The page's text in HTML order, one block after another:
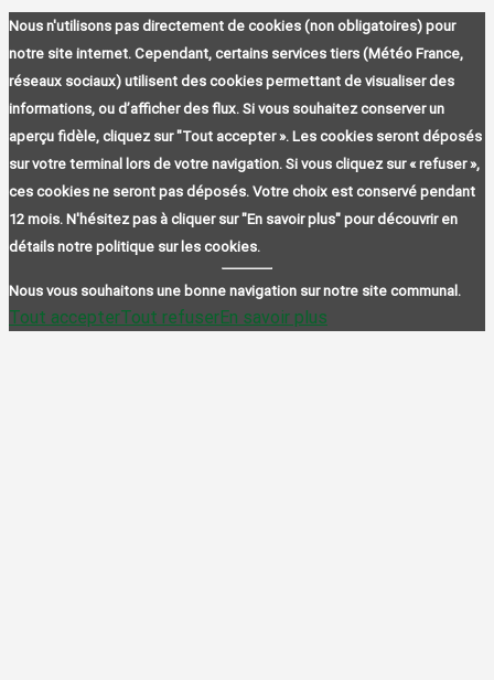
Nous n'utilisons pas directement de cookies (non obligatoires) pour
notre site internet. Cependant, certains services tiers (Météo France,
réseaux sociaux) utilisent des cookies permettant de visualiser des
informations, ou d’afficher des flux. Si vous souhaitez conserver un
aperçu fidèle, cliquez sur "Tout accepter ». Les cookies seront déposés
sur votre terminal lors de votre navigation. Si vous cliquez sur « refuser »,
ces cookies ne seront pas déposés. Votre choix est conservé pendant
12 mois. N'hésitez pas à cliquer sur "En savoir plus" pour découvrir en
détails notre politique sur les cookies.
Nous vous souhaitons une bonne navigation sur notre site communal.
Tout accepterTout refuserEn savoir plus